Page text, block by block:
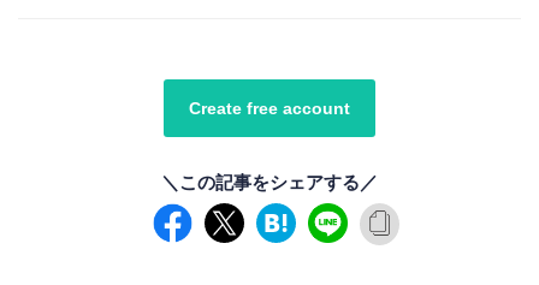
Create free account
＼この記事をシェアする／